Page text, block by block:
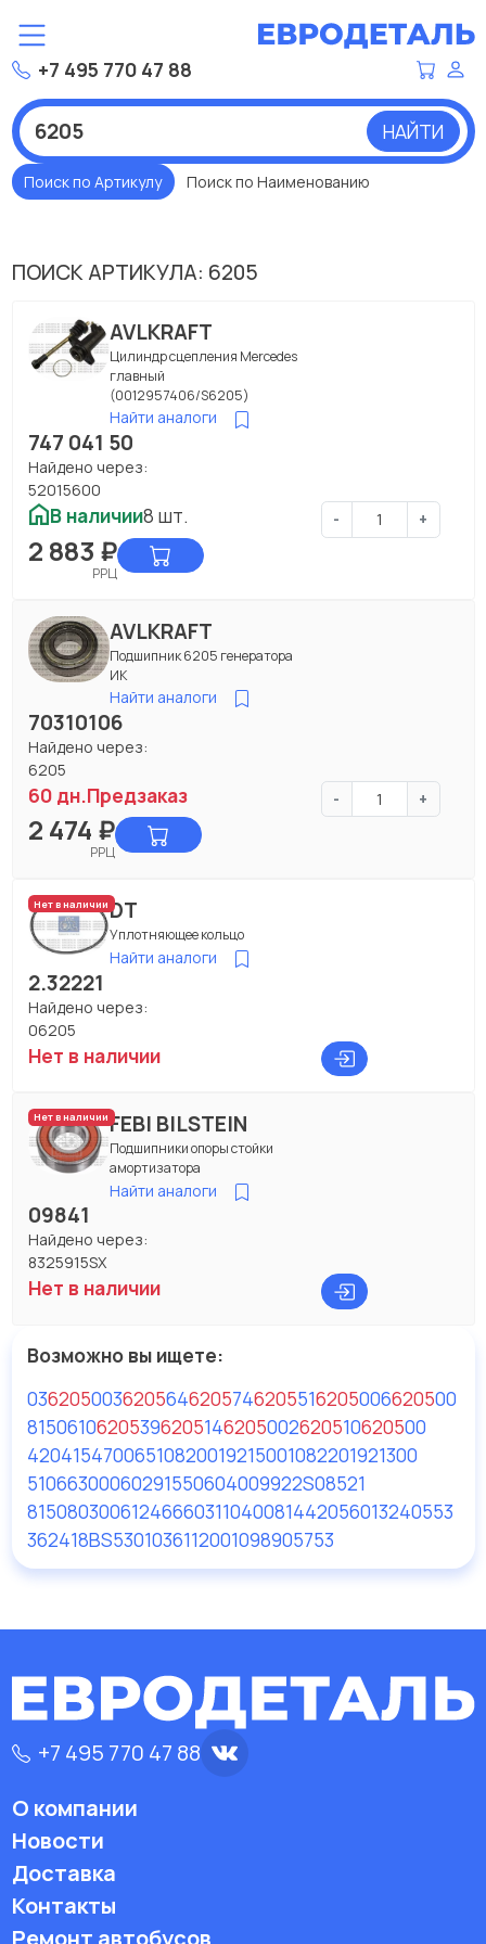
+7 495 770 47 88
НАЙТИ
Поиск по Артикулу Поиск по Наименованию
ПОИСК АРТИКУЛА: 6205
AVLKRAFT
Цилиндр сцепления Мercedes
главный
(0012957406/S6205)
Найти аналоги
747 041 50
Найдено через:
52015600
В наличии8 шт. - +
2 883 ₽
РРЦ
AVLKRAFT
Подшипник 6205 генератора
ИК
Найти аналоги
70310106
Найдено через:
6205
60 дн.Предзаказ - +
2 474 ₽
РРЦ
Нет в наличииDT
Уплотняющее кольцо
Найти аналоги
2.32221
Найдено через:
06205
Нет в наличии
Нет в наличииFEBI BILSTEIN
Подшипники опоры стойки
амортизатора
Найти аналоги
09841
Найдено через:
8325915SX
Нет в наличии
Возможно вы ищете:
0362050036205646205746205516205006620500
81506106205396205146205002620510620500
42041547006510820019215001082201921300
51066300060291550604009922S08521
81508030061246660311040081442056013240553
362418BS5301036112001098905753
+7 495 770 47 88
О компании
Новости
Доставка
Контакты